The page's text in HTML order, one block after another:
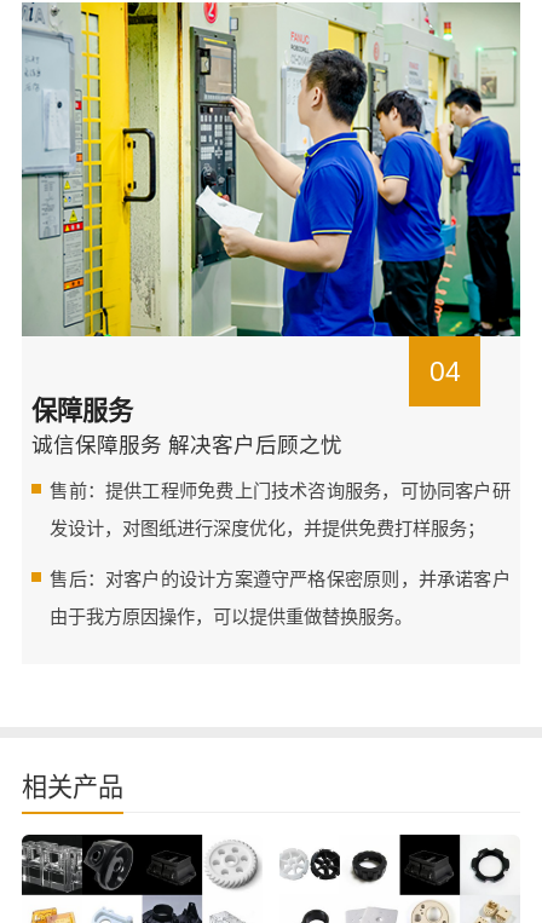
04
保障服务
诚信保障服务 解决客户后顾之忧
售前：提供工程师免费上门技术咨询服务，可协同客户研
发设计，对图纸进行深度优化，并提供免费打样服务；
售后：对客户的设计方案遵守严格保密原则，并承诺客户
由于我方原因操作，可以提供重做替换服务。
相关产品